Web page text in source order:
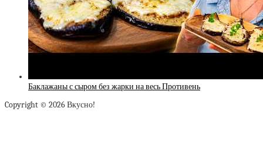
Баклажаны с сыром без жарки на весь Противень
Copyright © 2026 Вкусно!